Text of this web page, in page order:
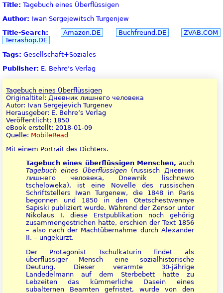
Title: Tagebuch eines Überflüssigen
Author: Iwan Sergejewitsch Turgenjew
Title-Search:
Amazon.DE Buchfreund.DE
ZVAB.COM
Terrashop.DE
Tags: Gesellschaft+Soziales
Publisher: E. Behre’s Verlag
Tagebuch eines Überflüssigen
Originaltitel: Дневник лишнего человека
Autor: Ivan Sergejevich Turgenev
Herausgeber: E. Behre’s Verlag
Veröffentlicht: 1850
eBook erstellt: 2018-01-09
Quelle: MobileRead
Mit einem Portrait des Dichters.
Tagebuch eines überflüssigen Menschen, auch
Tagebuch eines Überflüssigen(russisch Дневник
лишнего человека, Dnewnik lischnewo
tscheloweka), ist eine Novelle des russischen
Schriftstellers Iwan Turgenew, die 1848 in Paris
begonnen und 1850 in den Otetschestwennye
Sapiski publiziert wurde. Während der Zensor unter
Nikolaus I. diese Erstpublikation noch gehörig
zusammengestrichen hatte, erschien der Text 1856
– also nach der Machtübernahme durch Alexander
II. – ungekürzt.
Der Protagonist Tschulkaturin findet als
überflüssiger Mensch eine sozialhistorische
Deutung. Dieser verarmte 30-jährige
Landedelmann auf dem Sterbebett hatte zu
Lebzeiten das kümmerliche Dasein eines
subalternen Beamten gefristet, wurde von den